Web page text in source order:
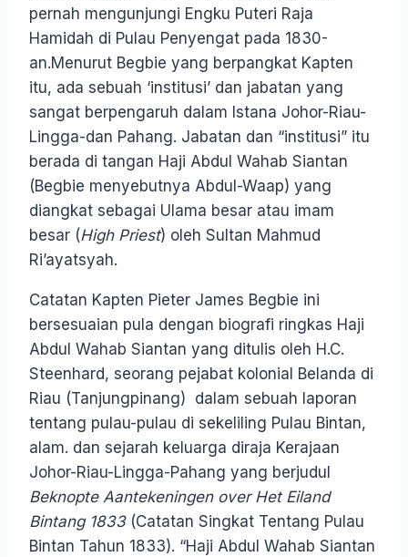
pernah mengunjungi Engku Puteri Raja
Hamidah di Pulau Penyengat pada 1830-
an.Menurut Begbie yang berpangkat Kapten
itu, ada sebuah ‘institusi’ dan jabatan yang
sangat berpengaruh dalam Istana Johor-Riau-
Lingga-dan Pahang. Jabatan dan “institusi” itu
berada di tangan Haji Abdul Wahab Siantan
(Begbie menyebutnya Abdul-Waap) yang
diangkat sebagai Ulama besar atau imam
besar (High Priest) oleh Sultan Mahmud
Ri’ayatsyah.
Catatan Kapten Pieter James Begbie ini
bersesuaian pula dengan biografi ringkas Haji
Abdul Wahab Siantan yang ditulis oleh H.C.
Steenhard, seorang pejabat kolonial Belanda di
Riau (Tanjungpinang) dalam sebuah laporan
tentang pulau-pulau di sekeliling Pulau Bintan,
alam. dan sejarah keluarga diraja Kerajaan
Johor-Riau-Lingga-Pahang yang berjudul
Beknopte Aantekeningen over Het Eiland
Bintang 1833(Catatan Singkat Tentang Pulau
Bintan Tahun 1833). “Haji Abdul Wahab Siantan